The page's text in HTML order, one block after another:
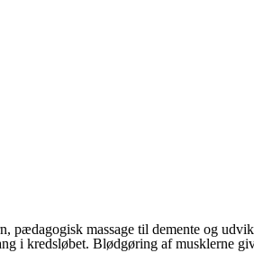
pædagogisk massage til demente og
i kredsløbet. Blødgøring af musklerne